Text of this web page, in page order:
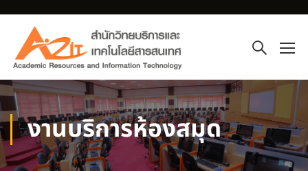
งานบริการห้องสมุด